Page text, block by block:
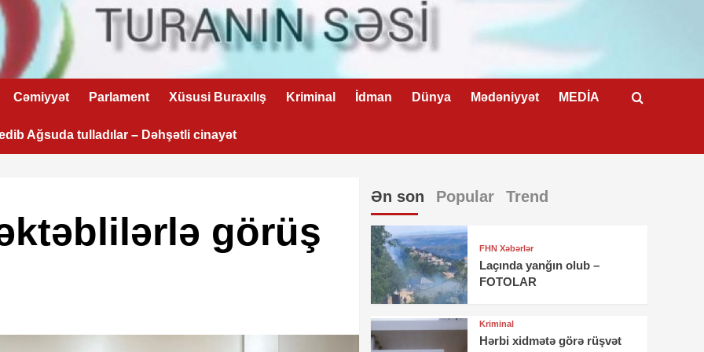
Cəmiyyət Parlament Xüsusi Buraxılış Kriminal İdman Dünya Mədəniyyət MEDİA
Ağsuda tulladılar – Dəhşətli cinayət
görüş
Ən son Popular Trend
FHN Xəbərlər
Laçında yanğın olub –
FOTOLAR
Kriminal
Hərbi xidmətə görə rüşvət